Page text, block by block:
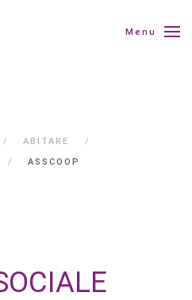
Menu
ABITARE
ASSCOOP